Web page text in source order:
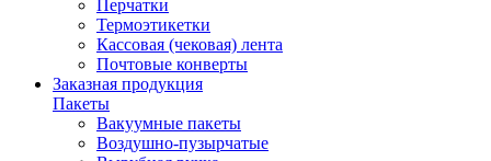
Перчатки
Термоэтикетки
Кассовая (чековая) лента
Почтовые конверты
Заказная продукция
Пакеты
Вакуумные пакеты
Воздушно-пузырчатые